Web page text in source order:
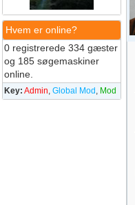
Hvem er online?
0 registrerede 334 gæster
og 185 søgemaskiner
online.
Key: Admin, Global Mod , Mod